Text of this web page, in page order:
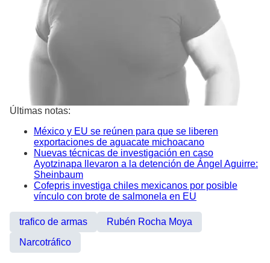
Últimas notas:
México y EU se reúnen para que se liberen
exportaciones de aguacate michoacano
Nuevas técnicas de investigación en caso
Ayotzinapa llevaron a la detención de Ángel Aguirre:
Sheinbaum
Cofepris investiga chiles mexicanos por posible
vínculo con brote de salmonela en EU
trafico de armas
Rubén Rocha Moya
Narcotráfico